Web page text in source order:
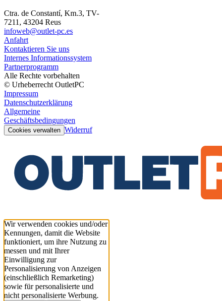
Ctra. de Constantí, Km.3, TV-
7211, 43204 Reus
infoweb@outlet-pc.es
Anfahrt
Kontaktieren Sie uns
Internes Informationssystem
Partnerprogramm
Alle Rechte vorbehalten
© Urheberrecht OutletPC
Impressum
Datenschutzerklärung
Allgemeine
Geschäftsbedingungen
Cookies verwalten Widerruf
Wir verwenden cookies und/oder
Kennungen, damit die Website
funktioniert, um ihre Nutzung zu
messen und mit Ihrer
Einwilligung zur
Personalisierung von Anzeigen
(einschließlich Remarketing)
sowie für personalisierte und
nicht personalisierte Werbung.